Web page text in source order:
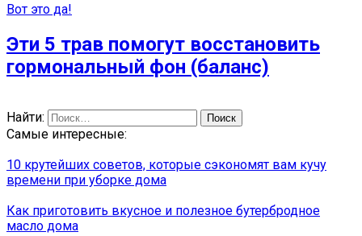
Вот это да!
Эти 5 трав помогут восстановить
гормональный фон (баланс)
Найти:
Самые интересные:
10 крутейших советов, которые сэкономят вам кучу
времени при уборке дома
Как приготовить вкусное и полезное бутербродное
масло дома